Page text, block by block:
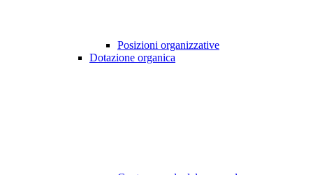
Posizioni organizzative
Dotazione organica